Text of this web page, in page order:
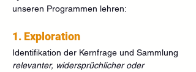
unseren Programmen lehren:
1. Exploration
Identifikation der Kernfrage und Sammlung
relevanter, widersprüchlicher oder